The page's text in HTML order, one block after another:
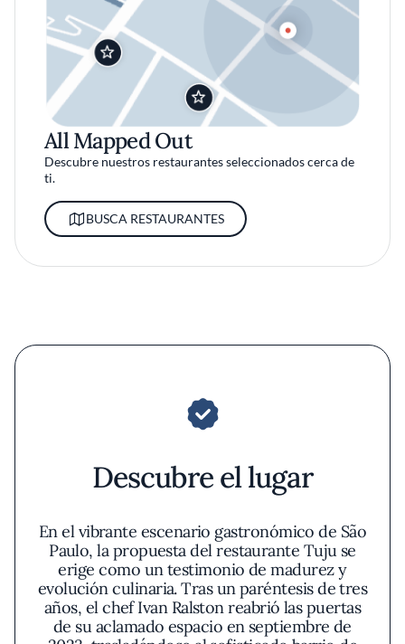
All Mapped Out
Descubre nuestros restaurantes seleccionados cerca de
ti.
BUSCA RESTAURANTES
Descubre el lugar
En el vibrante escenario gastronómico de São
Paulo, la propuesta del restaurante Tuju se
erige como un testimonio de madurez y
evolución culinaria. Tras un paréntesis de tres
años, el chef Ivan Ralston reabrió las puertas
de su aclamado espacio en septiembre de